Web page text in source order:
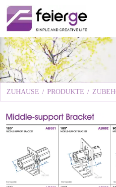
ZUHAUSE / PRODUKTE /